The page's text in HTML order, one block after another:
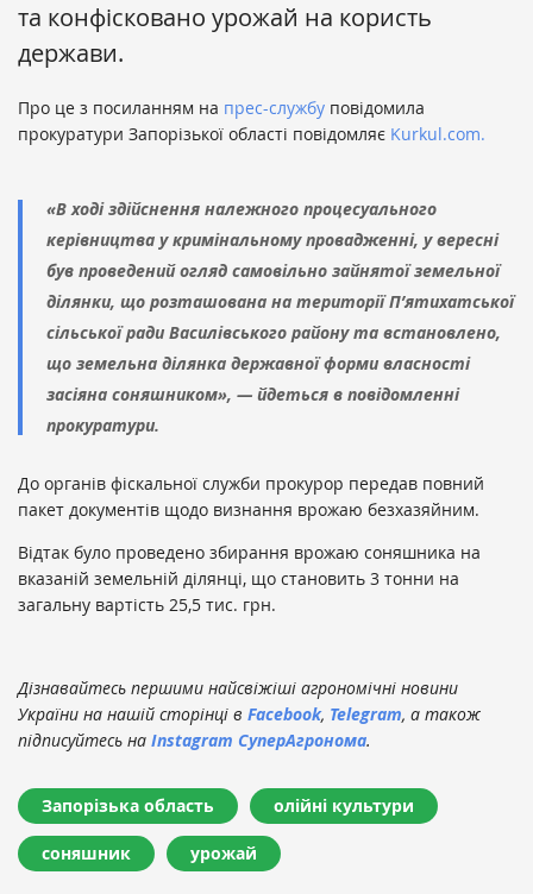
та конфісковано урожай на користь
держави.
Про це з посиланням на прес-службу повідомила
прокуратури Запорізької області повідомляє Kurkul.com.
«В ході здійснення належного процесуального
керівництва у кримінальному провадженні, у вересні
був проведений огляд самовільно зайнятої земельної
ділянки, що розташована на території П’ятихатської
сільської ради Василівського району та встановлено,
що земельна ділянка державної форми власності
засіяна соняшником», — йдеться в повідомленні
прокуратури.
До органів фіскальної служби прокурор передав повний
пакет документів щодо визнання врожаю безхазяйним.
Відтак було проведено збирання врожаю соняшника на
вказаній земельній ділянці, що становить 3 тонни на
загальну вартість 25,5 тис. грн.
Дізнавайтесь першими найсвіжіші агрономічні новини
України на нашій сторінці в Facebook, Telegram, а також
підписуйтесь на Instagram СуперАгронома.
Запорізька область олійні культури
соняшник урожай